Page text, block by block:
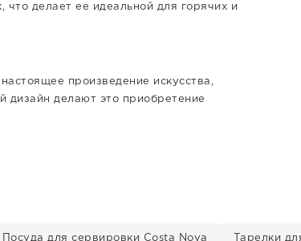
делает ее идеальной для горячих и
произведение искусства,
дизайн делают это приобретение
Посуда для сервировки Costa Nova Тарелки